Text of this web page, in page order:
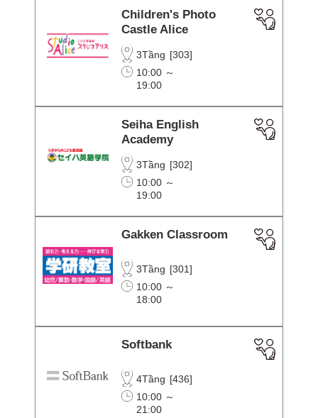
Children's Photo
Castle Alice
3Tầng [303]
10:00 ～
19:00
Seiha English
Academy
3Tầng [302]
10:00 ～
19:00
Gakken Classroom
3Tầng [301]
10:00 ～
18:00
Softbank
4Tầng [436]
10:00 ～
21:00